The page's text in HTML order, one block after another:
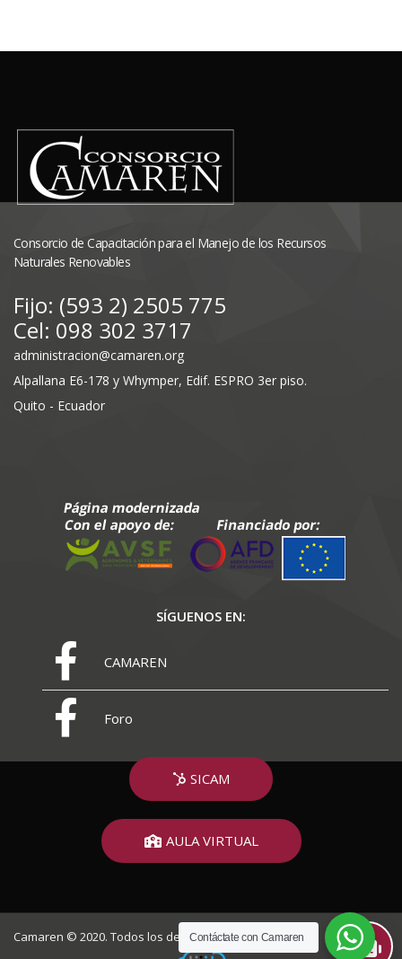
Consorcio de Capacitación para el Manejo de los Recursos
Naturales Renovables
Fijo: (593 2) 2505 775
Cel: 098 302 3717
administracion@camaren.org
Alpallana E6-178 y Whymper, Edif. ESPRO 3er piso.
Quito - Ecuador
SÍGUENOS EN:
CAMAREN
Foro
SICAM
AULA VIRTUAL
Camaren © 2020. Todos los derechos reservados
Contáctate con Camaren